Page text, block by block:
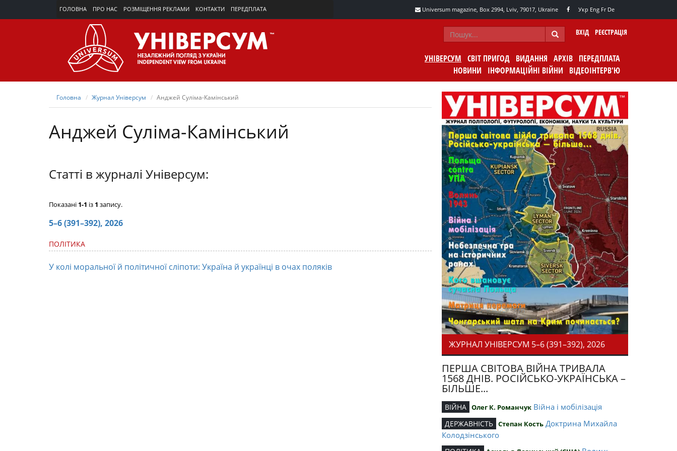
ГОЛОВНА ПРО НАС РОЗМІЩЕННЯ РЕКЛАМИ КОНТАКТИ ПЕРЕДПЛАТА Universum magazine, Box 2994, Lviv, 79017, Ukraine Укр Eng Fr De
ВХІД РЕЄСТРАЦІЯ
УНІВЕРСУМ СВІТ ПРИГОД ВИДАННЯ АРХІВ ПЕРЕДПЛАТА
НОВИНИ
ІНФОРМАЦІЙНІ ВІЙНИ ВІДЕОІНТЕРВ'Ю
Головна Журнал Універсум Анджей Суліма-Камінський
Анджей Суліма-Камінський
Статті в журналі Універсум:
Показані 1-1 із 1 запису.
5–6 (391–392), 2026
ПОЛІТИКА
У колі моральної й політичної сліпоти: Україна й українці в очах поляків
ЖУРНАЛ УНІВЕРСУМ 5–6 (391–392), 2026
ПЕРША СВІТОВА ВІЙНА ТРИВАЛА
1568 ДНІВ. РОСІЙСЬКО-УКРАЇНСЬКА –
БІЛЬШЕ...
ВІЙНА Олег К. Романчук Війна і мобілізація
ДЕРЖАВНІСТЬ Степан Кость Доктрина Михайла
Колодзінського